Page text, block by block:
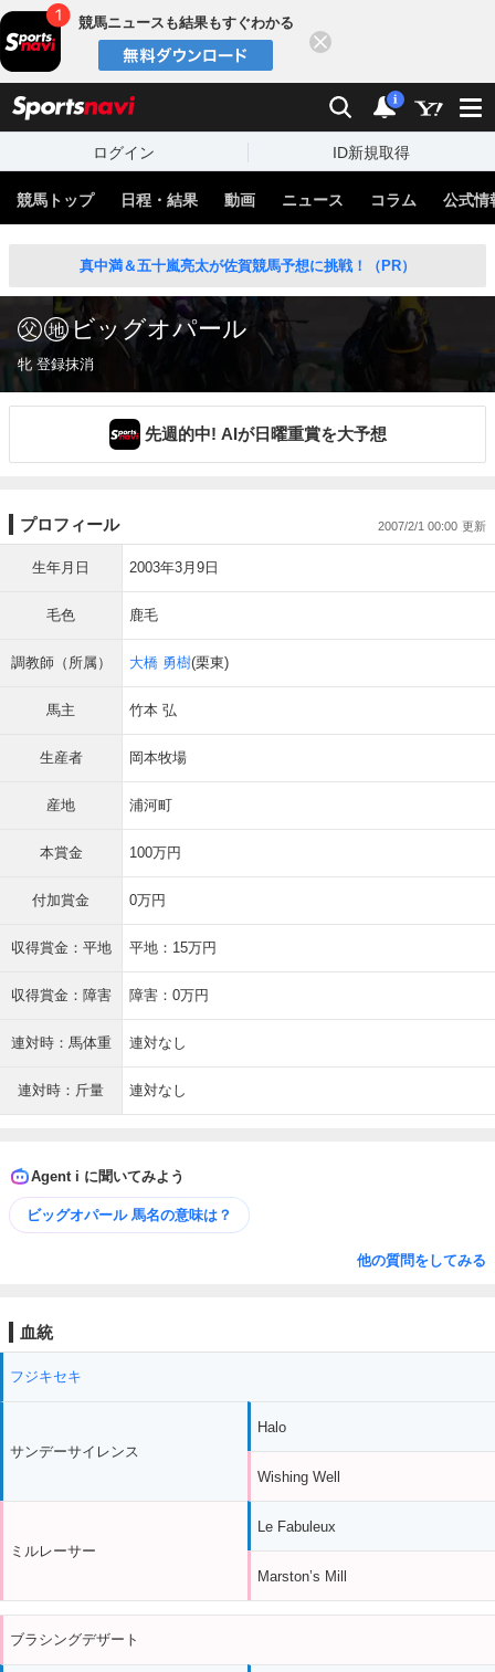
競馬ニュースも結果もすぐわかる
検索 通知
i
ログイン ID新規取得
競馬トップ 日程・結果 動画 ニュース コラム 公式情
真中満＆五十嵐亮太が佐賀競馬予想に挑戦！（PR）
ビッグオパール
牝 登録抹消
先週的中! AIが日曜重賞を大予想
プロフィール 2007/2/1 00:00
生年月日 2003年3月9日
毛色 鹿毛
調教師（所属） 大橋 勇樹(栗東)
馬主 竹本 弘
生産者 岡本牧場
産地 浦河町
本賞金 100万円
付加賞金 0万円
収得賞金：平地 平地：15万円
収得賞金：障害 障害：0万円
連対時：馬体重 連対なし
連対時：斤量 連対なし
Agent i に聞いてみよう
ビッグオパール 馬名の意味は？
他の質問をしてみる
血統
フジキセキ
サンデーサイレンス
ミルレーサー
Halo
Wishing Well
Le Fabuleux
Marston’s Mill
ブラシングデザート